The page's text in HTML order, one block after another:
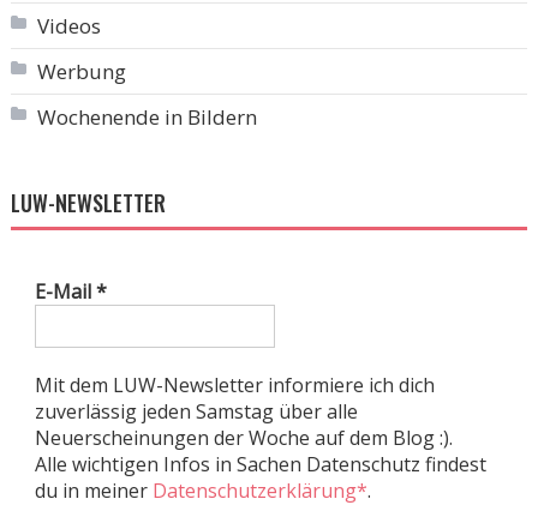
Videos
Werbung
Wochenende in Bildern
LUW-NEWSLETTER
E-Mail*
Mit dem LUW-Newsletter informiere ich dich
zuverlässig jeden Samstag über alle
Neuerscheinungen der Woche auf dem Blog :).
Alle wichtigen Infos in Sachen Datenschutz findest
du in meiner Datenschutzerklärung*.